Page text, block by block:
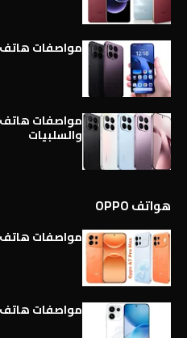
مواصفات هاتف Xiaomi 17T Pro كاملة
والسلبيات
هواتف OPPO
مواصفات هاتف Oppo A7 Pro Max كاملة
مواصفات هاتف Oppo Reno 16 Pro 5G كاملة